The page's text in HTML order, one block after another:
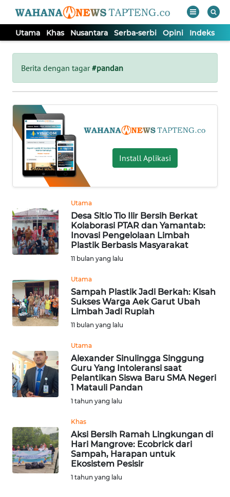
Utama Khas Nusantara Serba-serbi Opini Indeks
Berita dengan tagar#pandan
Install Aplikasi
Utama
Desa Sitio Tio Ilir Bersih Berkat
Kolaborasi PTAR dan Yamantab:
Inovasi Pengelolaan Limbah
Plastik Berbasis Masyarakat
11 bulan yang lalu
Utama
Sampah Plastik Jadi Berkah: Kisah
Sukses Warga Aek Garut Ubah
Limbah Jadi Rupiah
11 bulan yang lalu
Utama
Alexander Sinulingga Singgung
Guru Yang Intoleransi saat
Pelantikan Siswa Baru SMA Negeri
1 Matauli Pandan
1 tahun yang lalu
Khas
Aksi Bersih Ramah Lingkungan di
Hari Mangrove: Ecobrick dari
Sampah, Harapan untuk
Ekosistem Pesisir
1 tahun yang lalu
Tutup
UTAMA
KHAS
NUSANTARA
SERBA-
SERBI
OPINI
Informasi
BERITA
KONTAK
KAMI
IKLAN
TENTANG
KAMI
MEDIA
SIBER
REDAKSI